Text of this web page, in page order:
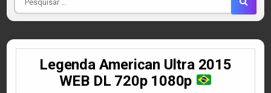
por
Legenda American Ultra 2015
WEB DL 720p 1080p